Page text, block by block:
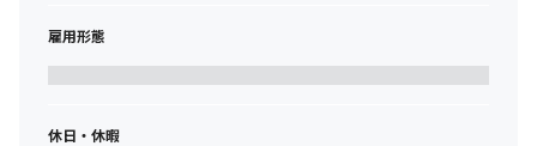
雇用形態
休日・休暇